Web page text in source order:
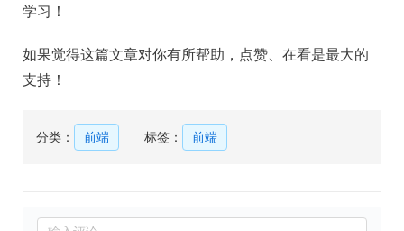
学习！
如果觉得这篇文章对你有所帮助，点赞、在看是最大的
支持！
分类： 前端 标签： 前端